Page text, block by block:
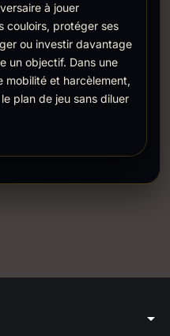
à jouer
couloirs, protéger ses
ou investir davantage
un objectif. Dans une
mobilité et harcèlement,
plan de jeu sans diluer
arrow_drop_down